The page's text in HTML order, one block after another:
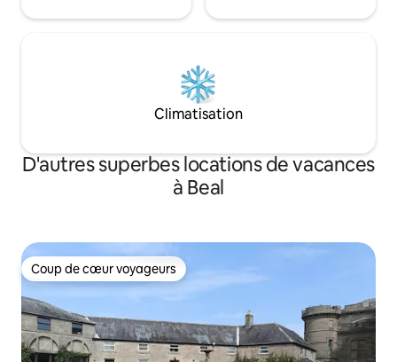
Climatisation
D'autres superbes locations de vacances
à Beal
Coup de cœur voyageurs
Coup de cœur voyageurs